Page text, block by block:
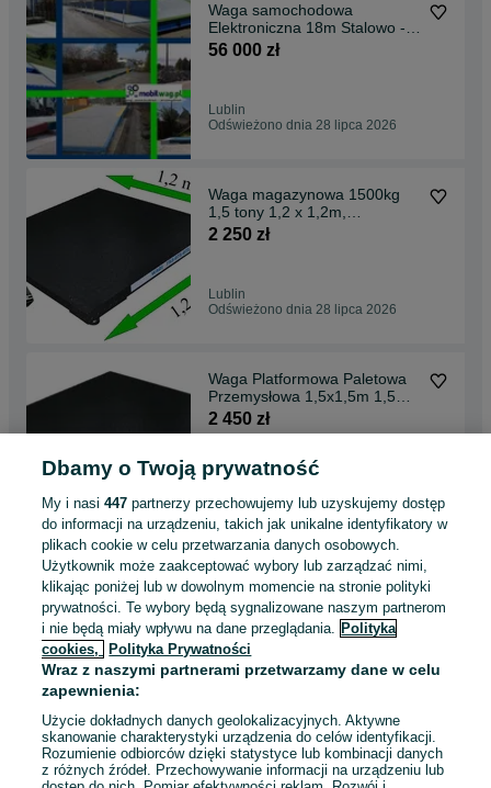
Waga samochodowa
Elektroniczna 18m Stalowo -
Betonowa 50 60ton
56 000 zł
Lublin
Odświeżono dnia 28 lipca 2026
Waga magazynowa 1500kg
1,5 tony 1,2 x 1,2m,
Legalizacja Legalizowana
2 250 zł
Lublin
Odświeżono dnia 28 lipca 2026
Waga Platformowa Paletowa
Przemysłowa 1,5x1,5m 1,5
tony 1500kg
2 450 zł
Lublin
22 lipca 2026
Waga magazynowa 1500kg
1,5 tony 1,2 x 1,2m,
Legalizacja Legalizowana
2 250 zł
Grójec
22 lipca 2026
1 2
Dbamy o Twoją prywatność
My i nasi447 partnerzy przechowujemy lub uzyskujemy dostęp
do informacji na urządzeniu, takich jak unikalne identyfikatory w
plikach cookie w celu przetwarzania danych osobowych.
Użytkownik może zaakceptować wybory lub zarządzać nimi,
klikając poniżej lub w dowolnym momencie na stronie polityki
prywatności. Te wybory będą sygnalizowane naszym partnerom
i nie będą miały wpływu na dane przeglądania. Polityka
cookies,
Polityka Prywatności
Wraz z naszymi partnerami przetwarzamy dane w celu
zapewnienia:
Użycie dokładnych danych geolokalizacyjnych. Aktywne
skanowanie charakterystyki urządzenia do celów identyfikacji.
Rozumienie odbiorców dzięki statystyce lub kombinacji danych
z różnych źródeł. Przechowywanie informacji na urządzeniu lub